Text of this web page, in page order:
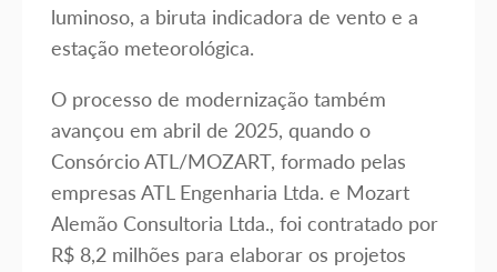
luminoso, a biruta indicadora de vento e a
estação meteorológica.
O processo de modernização também
avançou em abril de 2025, quando o
Consórcio ATL/MOZART, formado pelas
empresas ATL Engenharia Ltda. e Mozart
Alemão Consultoria Ltda., foi contratado por
R$ 8,2 milhões para elaborar os projetos